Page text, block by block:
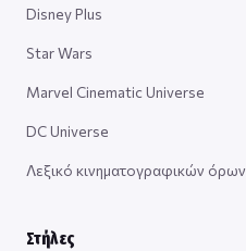
Disney Plus
Star Wars
Marvel Cinematic Universe
DC Universe
Λεξικό κινηματογραφικών όρων
Στήλες